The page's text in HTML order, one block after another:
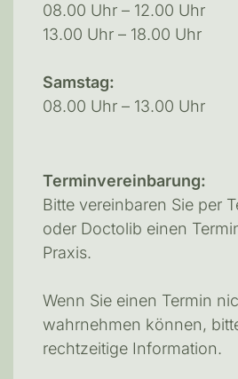
08.00 Uhr – 12.00 Uhr
13.00 Uhr – 18.00 Uhr
Samstag:
08.00 Uhr – 13.00 Uhr
Terminvereinbarung:
Bitte vereinbaren Sie per
oder Doctolib einen
Praxis.
Wenn Sie einen Termin
wahrnehmen können,
rechtzeitige Information.